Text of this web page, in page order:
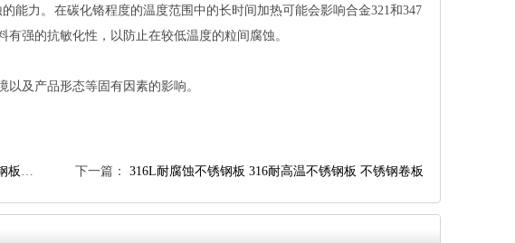
能力。在碳化铬程度的温度范围中的长时间加热可能会影响合金321和347
强的抗敏化性，以防止在较低温度的粒间腐蚀。
及产品形态等固有因素的影响。
售 下一篇： 316L耐腐蚀不锈钢板316耐高温不锈钢板不锈钢卷板